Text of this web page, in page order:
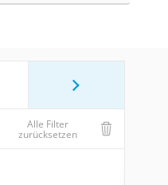
Alle Filter
zurücksetzen